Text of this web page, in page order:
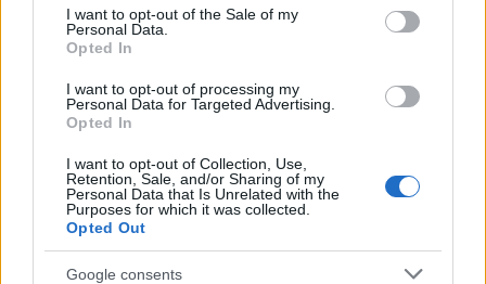
consent section.
I want to opt-out of the Sale of my
Personal Data.
Opted In
I want to opt-out of processing my
Personal Data for Targeted Advertising.
Opted In
I want to opt-out of Collection, Use,
Retention, Sale, and/or Sharing of my
Personal Data that Is Unrelated with the
Purposes for which it was collected.
Opted Out
Google consents
Az uborkák hálásak, ha futhatnak
Aki maga neveli a palántákat, már néhány hete
hozzá kellett volna kezdeni, de sebaj, még most sem
virágpalánták, zöldségek házilagos hajtatásakor. Az
ablakba helyezhető praktikus, akár fedeles hajtató
edényeket meg lehet vásárolni a nagyobb kertészeti
árudákban, barkácsáruházak kertészeti osztályain.
Akinek a lakásdizájn is fontos, vehet ilyen hajtatót.